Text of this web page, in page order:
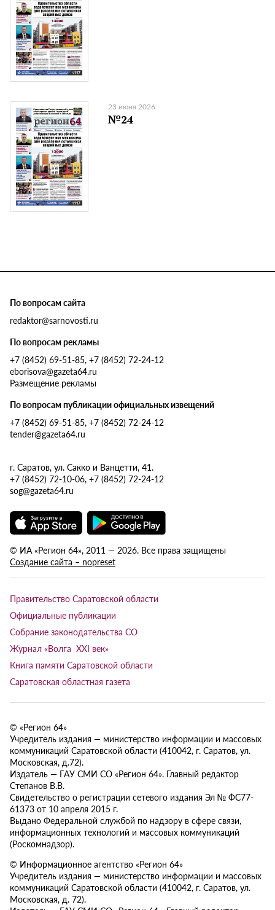
23 июня 2026
№24
По вопросам сайта
redaktor@sarnovosti.ru
По вопросам рекламы
+7 (8452) 69-51-85, +7 (8452) 72-24-12
eborisova@gazeta64.ru
Размещение рекламы
По вопросам публикации официальных извещений
+7 (8452) 69-51-85, +7 (8452) 72-24-12
tender@gazeta64.ru
г. Саратов, ул. Сакко и Ванцетти, 41.
+7 (8452) 72-10-06, +7 (8452) 72-24-12
sog@gazeta64.ru
© ИА «Регион 64», 2011 — 2026. Все права защищены
Создание сайта – nopreset
Правительство Саратовской области
Официальные публикации
Собрание законодательства СО
Журнал «Волга XXI век»
Книга памяти Саратовской области
Саратовская областная газета
© «Регион 64»
Учредитель издания — министерство информации и массовых
коммуникаций Саратовской области (410042, г. Саратов, ул.
Московская, д.72).
Издатель — ГАУ СМИ СО «Регион 64». Главный редактор
Степанов В.В.
Свидетельство о регистрации сетевого издания Эл № ФС77-
61373 от 10 апреля 2015 г.
Выдано Федеральной службой по надзору в сфере связи,
информационных технологий и массовых коммуникаций
(Роскомнадзор).
© Информационное агентство «Регион 64»
Учредитель издания — министерство информации и массовых
коммуникаций Саратовской области (410042, г. Саратов, ул.
Московская, д. 72).